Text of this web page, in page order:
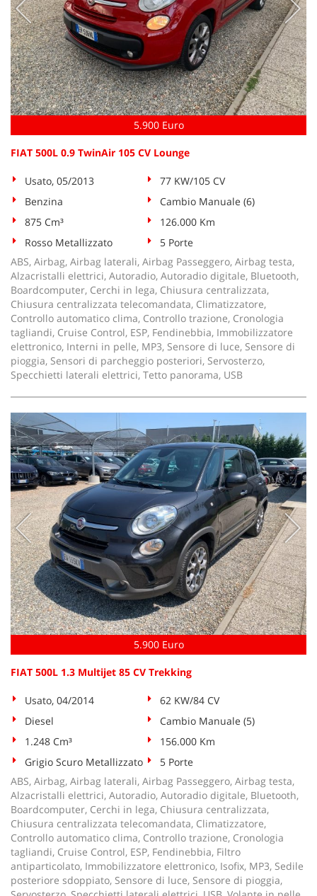
5.900 Euro
FIAT 500L 0.9 TwinAir 105 CV Lounge
Usato, 05/2013
77 KW/105 CV
Benzina
Cambio Manuale (6)
875 Cm³
126.000 Km
Rosso Metallizzato
5 Porte
ABS, Airbag, Airbag laterali, Airbag Passeggero, Airbag testa,
Alzacristalli elettrici, Autoradio, Autoradio digitale, Bluetooth,
Boardcomputer, Cerchi in lega, Chiusura centralizzata,
Chiusura centralizzata telecomandata, Climatizzatore,
Controllo automatico clima, Controllo trazione, Cronologia
tagliandi, Cruise Control, ESP, Fendinebbia, Immobilizzatore
elettronico, Interni in pelle, MP3, Sensore di luce, Sensore di
pioggia, Sensori di parcheggio posteriori, Servosterzo,
Specchietti laterali elettrici, Tetto panorama, USB
5.900 Euro
FIAT 500L 1.3 Multijet 85 CV Trekking
Usato, 04/2014
62 KW/84 CV
Diesel
Cambio Manuale (5)
1.248 Cm³
156.000 Km
Grigio Scuro Metallizzato
5 Porte
ABS, Airbag, Airbag laterali, Airbag Passeggero, Airbag testa,
Alzacristalli elettrici, Autoradio, Autoradio digitale, Bluetooth,
Boardcomputer, Cerchi in lega, Chiusura centralizzata,
Chiusura centralizzata telecomandata, Climatizzatore,
Controllo automatico clima, Controllo trazione, Cronologia
tagliandi, Cruise Control, ESP, Fendinebbia, Filtro
antiparticolato, Immobilizzatore elettronico, Isofix, MP3, Sedile
posteriore sdoppiato, Sensore di luce, Sensore di pioggia,